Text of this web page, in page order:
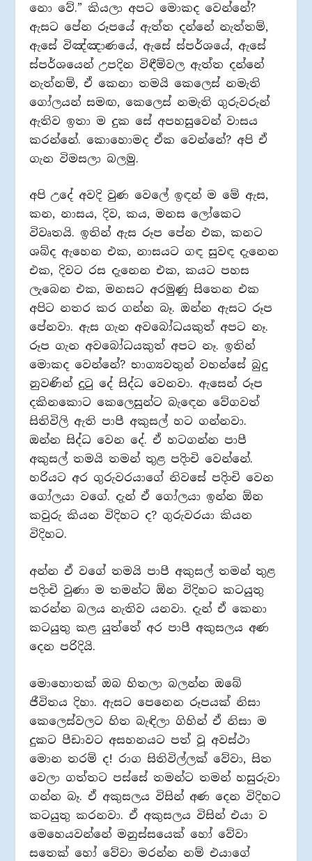
නො වේ.” කියලා අපට මොකද වෙන්නේ?
ඇසට පේන රූපයේ ඇත්ත දන්නේ නැත්තම්,
ඇසේ විඤ්ඤාණයේ, ඇසේ ස්පර්ශයේ, ඇසේ
ස්පර්ශයෙන් උපදින විඳීම්වල ඇත්ත දන්නේ
නැත්නම්, ඒ කෙනා තමයි කෙලෙස් නමැති
ගෝලයන් සමඟ, කෙලෙස් නමැති ගුරුවරුන්
ඇතිව ඉතා ම දුක සේ අපහසුවෙන් වාසය
කරන්නේ. කොහොමද ඒක වෙන්නේ? අපි ඒ
ගැන විමසලා බලමු.
අපි උදේ අවදි වුණ වෙලේ ඉඳන් ම මේ ඇස,
කන, නාසය, දිව, කය, මනස ලෝකෙට
විවෘතයි. ඉතින් ඇස රූප පේන එක, කනට
ශබ්ද ඇහෙන එක, නාසයට ගඳ සුවඳ දැනෙන
එක, දිවට රස දැනෙන එක, කයට පහස
ලැබෙන එක, මනසට අරමුණු සිතෙන එක
අපිට නතර කර ගන්න බෑ. ඔන්න ඇසට රූප
පේනවා. ඇස ගැන අවබෝධයකුත් අපට නෑ.
රූප ගැන අවබෝධයකුත් අපට නෑ. ඉතින්
මොකද වෙන්නේ? භාග්‍යවතුන් වහන්සේ බුදු
නුවණින් දුටු දේ සිද්ධ වෙනවා. ඇසෙන් රූප
දකිනකොට කෙලෙසුන්ට බැඳෙන වේගවත්
සිතිවිලි ඇති පාපී අකුසල් හට ගන්නවා.
ඔන්න සිද්ධ වෙන දේ. ඒ හටගන්න පාපී
අකුසල් තමයි තමන් තුළ පදිංචි වෙන්නේ.
හරියට අර ගුරුවරයාගේ නිවසේ පදිංචි වෙන
ගෝලයා වගේ. දැන් ඒ ගෝලයා ඉන්න ඕන
කවුරු කියන විදිහට ද? ගුරුවරයා කියන
විදිහට.
අන්න ඒ වගේ තමයි පාපී අකුසල් තමන් තුළ
පදිංචි වුණා ම තමන්ට ඕන විදිහට කටයුතු
කරන්න බලය නැතිව යනවා. දැන් ඒ කෙනා
කටයුතු කළ යුත්තේ අර පාපී අකුසලය අණ
දෙන පරිදියි.
මොහොතක් ඔබ හිතලා බලන්න ඔබේ
ජීවිතය දිහා. ඇසට පෙනෙන රූපයක් නිසා
කෙලෙස්වලට හිත බැඳිලා ගිහින් ඒ නිසා ම
දුකට පීඩාවට අසහනයට පත් වූ අවස්ථා
මොන තරම් ද! රාග සිතිවිල්ලක් වේවා, සිත
වෙලා ගත්තට පස්සේ තමන්ට තමන් හසුරුවා
ගන්න බෑ. ඒ අකුසලය විසින් අණ දෙන විදිහට
කටයුතු කරනවා. ඒ අකුසලය විසින් එයා ව
මෙහෙයවන්නේ මනුස්සයෙක් හෝ වේවා
සතෙක් හෝ වේවා මරන්න නම් එයාගේ